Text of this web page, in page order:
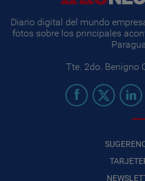
Diario digital del mundo
fotos sobre los principales
Tte. 2do. Benigno